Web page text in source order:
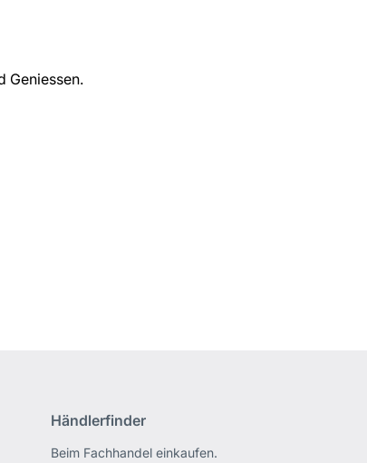
Geniessen.
Händlerfinder
Beim Fachhandel einkaufen.